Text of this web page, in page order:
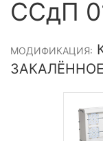
ССдП
МОДИФИКАЦИЯ: